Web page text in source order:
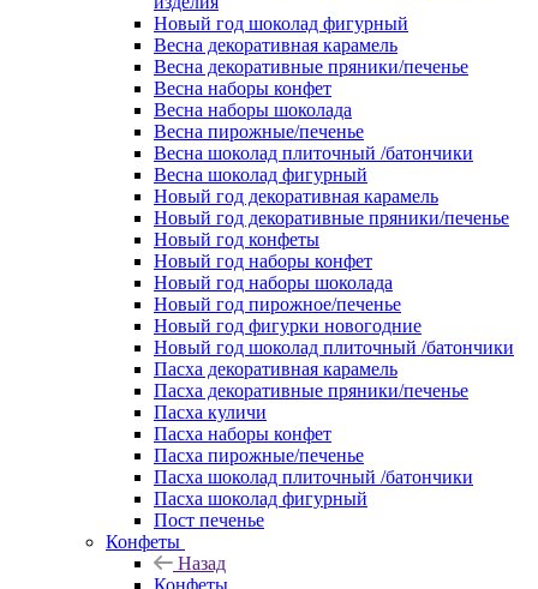
Новый год шоколад фигурный
Весна декоративная карамель
Весна декоративные пряники/печенье
Весна наборы конфет
Весна наборы шоколада
Весна пирожные/печенье
Весна шоколад плиточный /батончики
Весна шоколад фигурный
Новый год декоративная карамель
Новый год декоративные пряники/печенье
Новый год конфеты
Новый год наборы конфет
Новый год наборы шоколада
Новый год пирожное/печенье
Новый год фигурки новогодние
Новый год шоколад плиточный /батончики
Пасха декоративная карамель
Пасха декоративные пряники/печенье
Пасха куличи
Пасха наборы конфет
Пасха пирожные/печенье
Пасха шоколад плиточный /батончики
Пасха шоколад фигурный
Пост печенье
Конфеты
Назад
Конфеты